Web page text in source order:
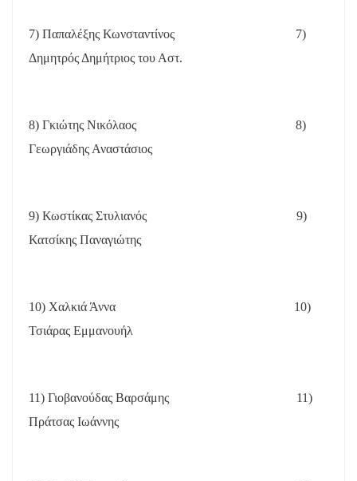
7) Παπαλέξης Κωνσταντίνος
7)
Δημητρός Δημήτριος του Αστ.
8) Γκιώτης Νικόλαος
8)
Γεωργιάδης Αναστάσιος
9) Κωστίκας Στυλιανός
9)
Κατσίκης Παναγιώτης
10) Χαλκιά Άννα
10)
Τσιάρας Εμμανουήλ
11) Γιοβανούδας Βαρσάμης
11)
Πράτσας Ιωάννης